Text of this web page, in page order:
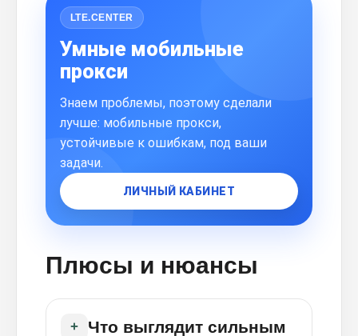
LTE.CENTER
Умные мобильные
прокси
Знаем проблемы, поэтому сделали
лучше: мобильные прокси,
устойчивые к ошибкам, под ваши
задачи.
ЛИЧНЫЙ КАБИНЕТ
Плюсы и нюансы
+ Что выглядит сильным